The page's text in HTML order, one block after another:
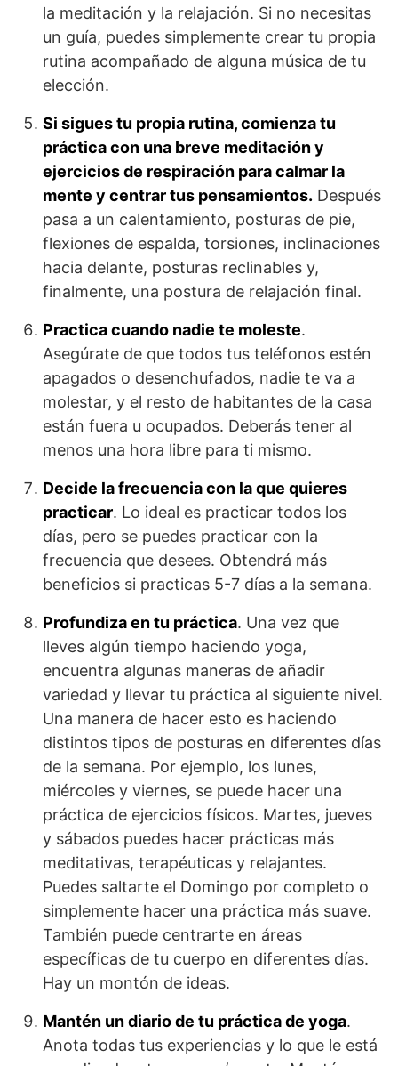
la meditación y la relajación. Si no necesitas
un guía, puedes simplemente crear tu propia
rutina acompañado de alguna música de tu
elección.
Si sigues tu propia rutina, comienza tu
práctica con una breve meditación y
ejercicios de respiración para calmar la
mente y centrar tus pensamientos. Después
pasa a un calentamiento, posturas de pie,
flexiones de espalda, torsiones, inclinaciones
hacia delante, posturas reclinables y,
finalmente, una postura de relajación final.
Practica cuando nadie te moleste.
Asegúrate de que todos tus teléfonos estén
apagados o desenchufados, nadie te va a
molestar, y el resto de habitantes de la casa
están fuera u ocupados. Deberás tener al
menos una hora libre para ti mismo.
Decide la frecuencia con la que quieres
practicar. Lo ideal es practicar todos los
días, pero se puedes practicar con la
frecuencia que desees. Obtendrá más
beneficios si practicas 5-7 días a la semana.
Profundiza en tu práctica. Una vez que
lleves algún tiempo haciendo yoga,
encuentra algunas maneras de añadir
variedad y llevar tu práctica al siguiente nivel.
Una manera de hacer esto es haciendo
distintos tipos de posturas en diferentes días
de la semana. Por ejemplo, los lunes,
miércoles y viernes, se puede hacer una
práctica de ejercicios físicos. Martes, jueves
y sábados puedes hacer prácticas más
meditativas, terapéuticas y relajantes.
Puedes saltarte el Domingo por completo o
simplemente hacer una práctica más suave.
También puede centrarte en áreas
específicas de tu cuerpo en diferentes días.
Hay un montón de ideas.
Mantén un diario de tu práctica de yoga.
Anota todas tus experiencias y lo que le está